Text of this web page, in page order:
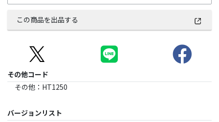
この商品を出品する
その他コード
その他 ： HT1250
バージョンリスト